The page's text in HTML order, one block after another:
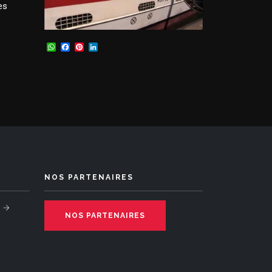
WhatsApp
Facebook
Pinterest
NOS PARTENAIRES
NOS PARTENAIRES